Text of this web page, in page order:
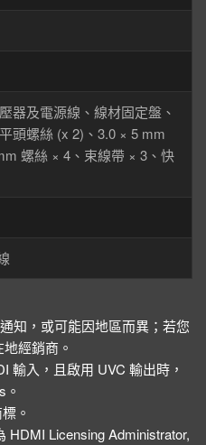
器及電源線、線材固定盤、
頭螺絲 (x 2)、3.0 × 5 mm
螺絲 × 4、束線帶 × 3、快
知，或可能因地區而異；若您
經銷商。
輸入，且啟用 UVC 輸出時，
。
HDMI Licensing Administrator,